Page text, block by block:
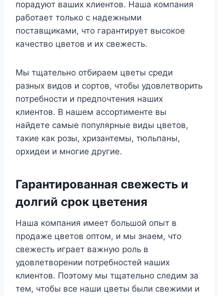
порадуют ваших клиентов. Наша компания
работает только с надежными
поставщиками, что гарантирует высокое
качество цветов и их свежесть.
Мы тщательно отбираем цветы среди
разных видов и сортов, чтобы удовлетворить
потребности и предпочтения наших
клиентов. В нашем ассортименте вы
найдете самые популярные виды цветов,
такие как розы, хризантемы, тюльпаны,
орхидеи и многие другие.
Гарантированная свежесть и
долгий срок цветения
Наша компания имеет большой опыт в
продаже цветов оптом, и мы знаем, что
свежесть играет важную роль в
удовлетворении потребностей наших
клиентов. Поэтому мы тщательно следим за
тем, чтобы все наши цветы были свежими и